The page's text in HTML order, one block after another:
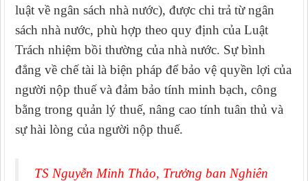
luật về ngân sách nhà nước), được chi trả từ ngân
sách nhà nước, phù hợp theo quy định của Luật
Trách nhiệm bồi thường của nhà nước. Sự bình
đẳng về chế tài là biện pháp để bảo vệ quyền lợi của
người nộp thuế và đảm bảo tính minh bạch, công
bằng trong quản lý thuế, nâng cao tính tuân thủ và
sự hài lòng của người nộp thuế.
TS Nguyễn Minh Thảo, Trưởng ban Nghiên